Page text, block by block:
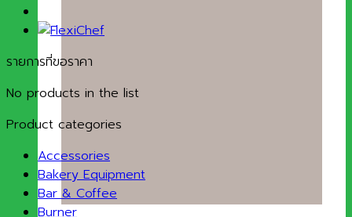
รายการที่ขอราคา
No products in the list
Product categories
Accessories
Bakery Equipment
Bar & Coffee
Burner